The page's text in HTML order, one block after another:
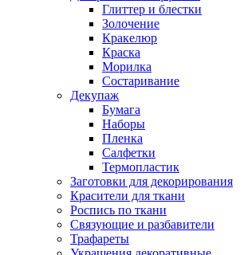
Глиттер и блестки
Золочение
Кракелюр
Краска
Морилка
Состаривание
Декупаж
Бумага
Наборы
Пленка
Салфетки
Термопластик
Заготовки для декорирования
Красители для ткани
Роспись по ткани
Связующие и разбавители
Трафареты